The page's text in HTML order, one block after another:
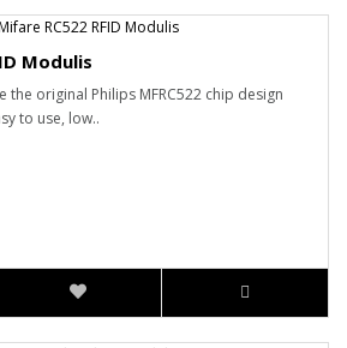
Modulis
the original Philips MFRC522 chip design
to use, low..